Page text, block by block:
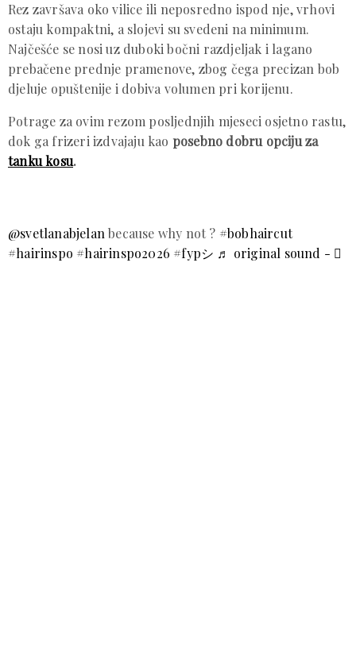
Rez završava oko vilice ili neposredno ispod nje, vrhovi
ostaju kompaktni, a slojevi su svedeni na minimum.
Najčešće se nosi uz duboki bočni razdjeljak i lagano
prebačene prednje pramenove, zbog čega precizan bob
djeluje opuštenije i dobiva volumen pri korijenu.
Potrage za ovim rezom posljednjih mjeseci osjetno rastu,
dok ga frizeri izdvajaju kao posebno dobru opciju za
tanku kosu.
@svetlanabjelanbecause why not ? #bobhaircut
#hairinspo #hairinspo2026 #fypシ ♬ original sound - ⃟